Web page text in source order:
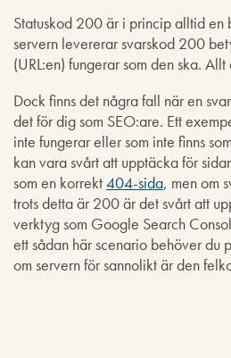
Statuskod 200 är i princip alltid en
servern levererar svarskod 200
(URL:en) fungerar som den ska.
Dock finns det några fall när en
det för dig som SEO:are. Ett
inte fungerar eller som inte finns
kan vara svårt att upptäcka för
som en korrekt404-sida, men om
trots detta är 200 är det svårt att
verktyg som Google Search
ett sådan här scenario behöver du
om servern för sannolikt är den